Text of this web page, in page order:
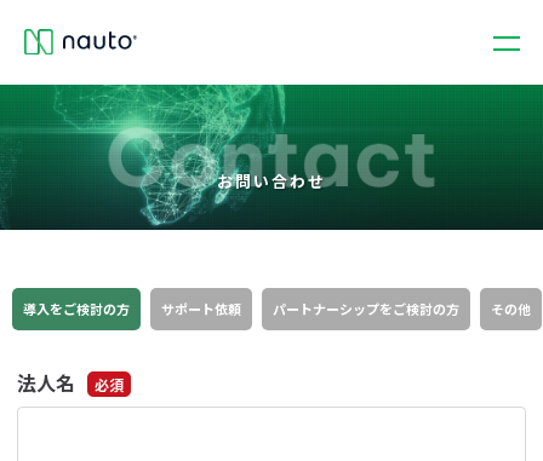
お問い合わせ
導入をご検討の方 サポート依頼 パートナーシップをご検討の方 その他
法人名 必須